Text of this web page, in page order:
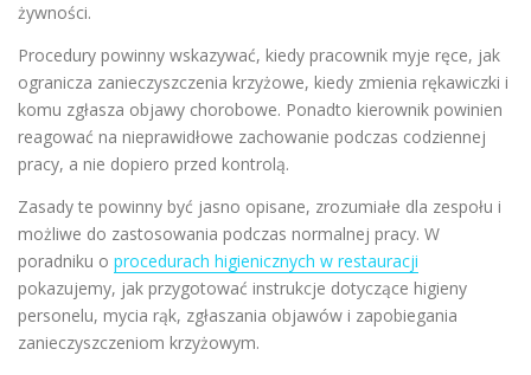
żywności.
Procedury powinny wskazywać, kiedy pracownik myje ręce, jak
ogranicza zanieczyszczenia krzyżowe, kiedy zmienia rękawiczki i
komu zgłasza objawy chorobowe. Ponadto kierownik powinien
reagować na nieprawidłowe zachowanie podczas codziennej
pracy, a nie dopiero przed kontrolą.
Zasady te powinny być jasno opisane, zrozumiałe dla zespołu i
możliwe do zastosowania podczas normalnej pracy. W
poradniku o procedurach higienicznych w restauracji
pokazujemy, jak przygotować instrukcje dotyczące higieny
personelu, mycia rąk, zgłaszania objawów i zapobiegania
zanieczyszczeniom krzyżowym.